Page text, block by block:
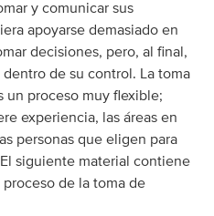
y comunicar sus
apoyarse demasiado en
decisiones, pero, al final,
de su control. La toma
un proceso muy flexible;
experiencia, las áreas en
personas que eligen para
siguiente material contiene
de la toma de